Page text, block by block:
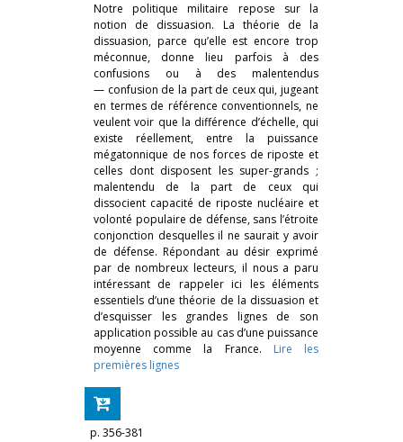
Notre politique militaire repose sur la
notion de dissuasion. La théorie de la
dissuasion, parce qu’elle est encore trop
méconnue, donne lieu parfois à des
confusions ou à des malentendus
— confusion de la part de ceux qui, jugeant
en termes de référence conventionnels, ne
veulent voir que la différence d’échelle, qui
existe réellement, entre la puissance
mégatonnique de nos forces de riposte et
celles dont disposent les super-grands ;
malentendu de la part de ceux qui
dissocient capacité de riposte nucléaire et
volonté populaire de défense, sans l’étroite
conjonction desquelles il ne saurait y avoir
de défense. Répondant au désir exprimé
par de nombreux lecteurs, il nous a paru
intéressant de rappeler ici les éléments
essentiels d’une théorie de la dissuasion et
d’esquisser les grandes lignes de son
application possible au cas d’une puissance
moyenne comme la France. Lire les
premières lignes
p. 356-381